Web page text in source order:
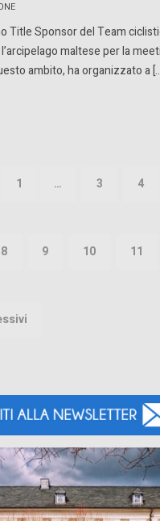
Title Sponsor del Team
maltese per la
ambito, ha organizzato a
1 … 3 4
8 9 10 11